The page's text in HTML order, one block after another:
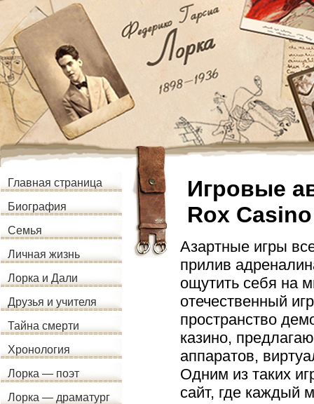
Главная страница
Биография
Семья
Личная жизнь
Лорка и Дали
Друзья и учителя
Тайна смерти
Хронология
Лорка — поэт
Лорка — драматург
Игровые
Rox Casino
Азартные игры
прилив
ощутить себя на
отечественный
пространство
казино,
аппаратов,
Одним из таких
сайт, где каждый